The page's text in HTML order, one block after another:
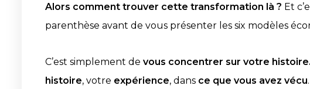
Alors comment trouver cette transformation là ? Et
parenthèse avant de vous présenter les six modèles
C’est simplement de vous concentrer sur votre histoire.
histoire, votre expérience, dans ce que vous avez vécu